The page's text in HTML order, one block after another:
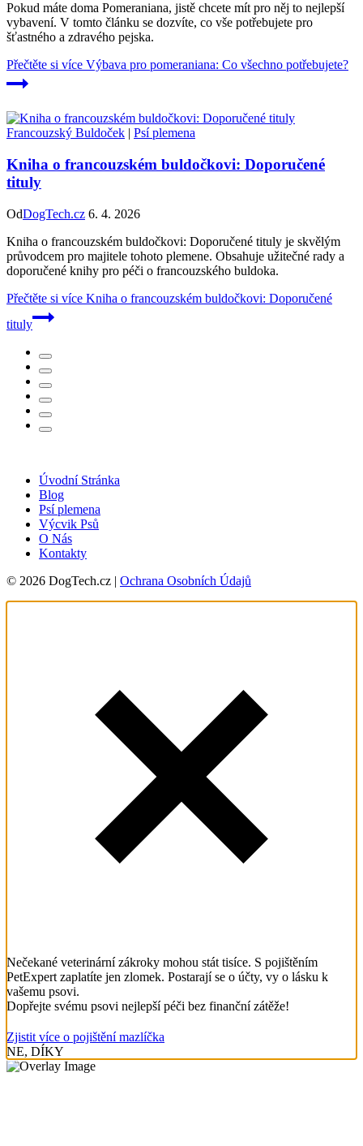
Pokud máte doma Pomeraniana, jistě chcete mít pro něj to nejlepší
vybavení. V tomto článku se dozvíte, co vše potřebujete pro
šťastného a zdravého pejska.
Přečtěte si více Výbava pro pomeraniana: Co všechno potřebujete?
Francouzský Buldoček | Psí plemena
Kniha o francouzském buldočkovi: Doporučené
tituly
OdDogTech.cz 6. 4. 2026
Kniha o francouzském buldočkovi: Doporučené tituly je skvělým
průvodcem pro majitele tohoto plemene. Obsahuje užitečné rady a
doporučené knihy pro péči o francouzského buldoka.
Přečtěte si více Kniha o francouzském buldočkovi: Doporučené
tituly
Úvodní Stránka
Blog
Psí plemena
Výcvik Psů
O Nás
Kontakty
© 2026 DogTech.cz | Ochrana Osobních Údajů
Nečekané veterinární zákroky mohou stát tisíce. S pojištěním
PetExpert zaplatíte jen zlomek. Postarají se o účty, vy o lásku k
vašemu psovi.
Dopřejte svému psovi nejlepší péči bez finanční zátěže!
Zjistit více o pojištění mazlíčka
NE, DÍKY